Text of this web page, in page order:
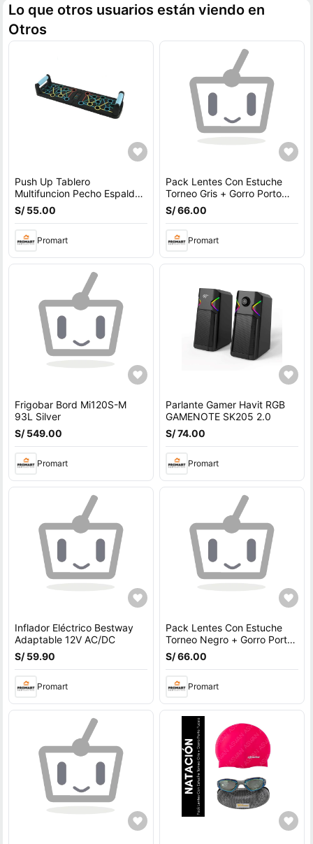
Lo que otros usuarios están viendo en
Otros
Push Up Tablero
Multifuncion Pecho Espalda
Hombros Triceps
S/ 55.00
Promart
Pack Lentes Con Estuche
Torneo Gris + Gorro Porto
Negro
S/ 66.00
Promart
Frigobar Bord Mi120S-M
93L Silver
S/ 549.00
Promart
Parlante Gamer Havit RGB
GAMENOTE SK205 2.0
S/ 74.00
Promart
Inflador Eléctrico Bestway
Adaptable 12V AC/DC
S/ 59.90
Promart
Pack Lentes Con Estuche
Torneo Negro + Gorro Porto
Azul
S/ 66.00
Promart